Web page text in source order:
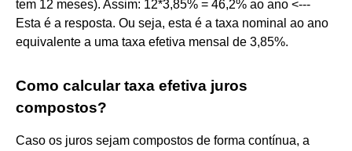
tem 12 meses). Assim: 12*3,85% = 46,2% ao ano <---
Esta é a resposta. Ou seja, esta é a taxa nominal ao ano
equivalente a uma taxa efetiva mensal de 3,85%.
Como calcular taxa efetiva juros
compostos?
Caso os juros sejam compostos de forma contínua, a